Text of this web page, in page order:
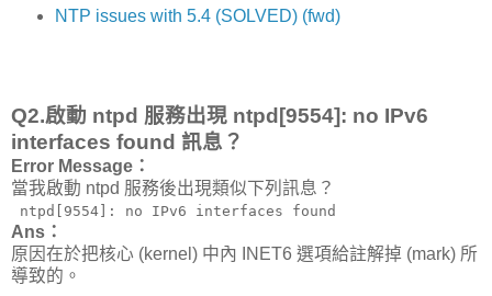
NTP issues with 5.4 (SOLVED) (fwd)
Q2.啟動 ntpd 服務出現 ntpd[9554]: no IPv6
interfaces found 訊息？
Error Message：
當我啟動 ntpd 服務後出現類似下列訊息？
ntpd[9554]: no IPv6 interfaces found
Ans：
原因在於把核心 (kernel) 中內 INET6 選項給註解掉 (mark) 所
導致的。